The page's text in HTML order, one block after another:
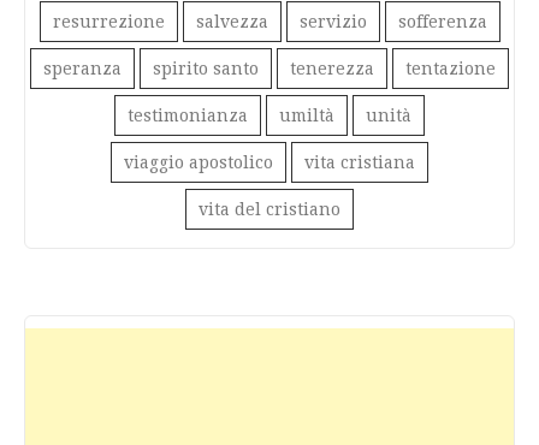
resurrezione salvezza servizio sofferenza
speranza spirito santo tenerezza tentazione
testimonianza umiltà unità
viaggio apostolico vita cristiana
vita del cristiano